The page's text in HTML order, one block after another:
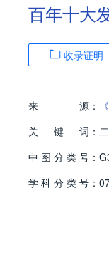
百年十大
收录证明
来 源：
关
键 词：
中 图 分 类 号：
学 科 分 类 号：